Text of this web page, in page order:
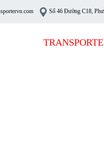
Số 46 Đường C18,